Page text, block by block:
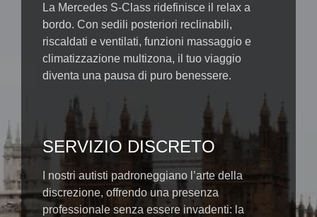
La Mercedes S-Class ridefinisce il relax a
bordo. Con sedili posteriori reclinabili,
riscaldati e ventilati, funzioni massaggio e
climatizzazione multizona, il tuo viaggio
diventa una pausa di puro benessere.
SERVIZIO DISCRETO
I nostri autisti padroneggiano l’arte della
discrezione, offrendo una presenza
professionale senza essere invadenti: la